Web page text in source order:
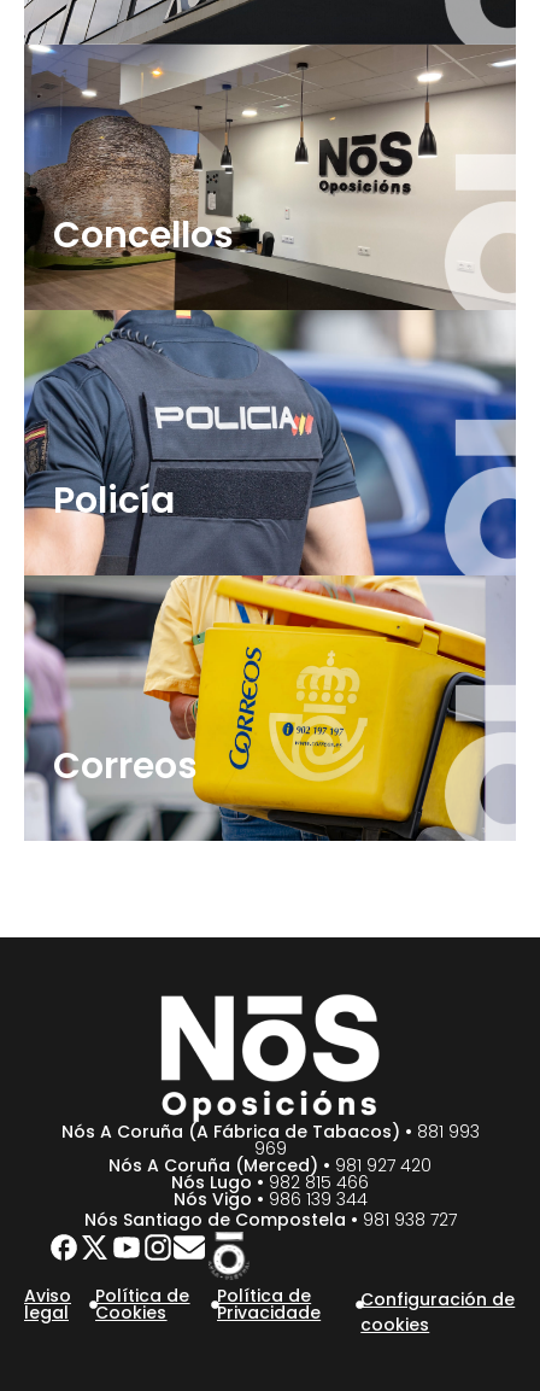
Concellos
Policía
Correos
Nós A Coruña (A Fábrica de Tabacos) • 881 993
969
Nós A Coruña (Merced) • 981 927 420
Nós Lugo • 982 815 466
Nós Vigo • 986 139 344
Nós Santiago de Compostela • 981 938 727
Aviso
legal
Política de
Cookies
Política de
Privacidade
Configuración de
cookies